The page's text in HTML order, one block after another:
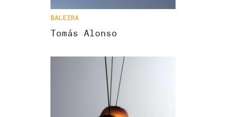
BALEIRA
Tomás Alonso